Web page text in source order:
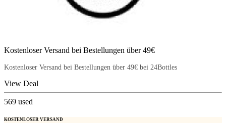
Kostenloser Versand bei Bestellungen über 49€
Kostenloser Versand bei Bestellungen über 49€ bei 24Bottles
View Deal
569 used
KOSTENLOSER VERSAND